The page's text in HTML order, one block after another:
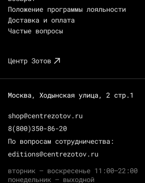
Положение программы лояльности
Доставка и оплата
Частые вопросы
Центр Зотов
Москва, Ходынская улица, 2 стр.1
shop@centrezotov.ru
8(800)350-86-20
По вопросам сотрудничества:
editions@centrezotov.ru
вторник — воскресенье 11:00–22:00
понедельник — выходной